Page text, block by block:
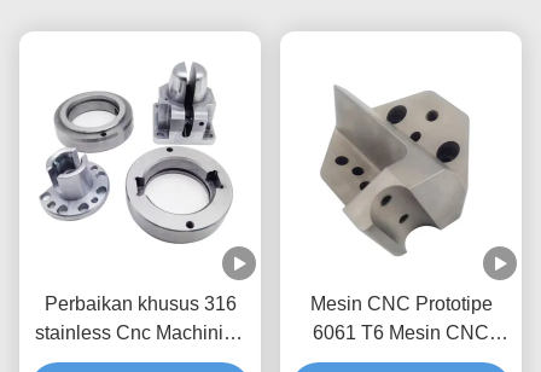
Perbaikan khusus 316
stainless Cnc Machining
Prototype Service
Mesin CNC Prototipe
6061 T6 Mesin CNC
Untuk Industri Medis